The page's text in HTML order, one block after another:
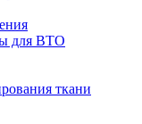
для ВТО
ткани